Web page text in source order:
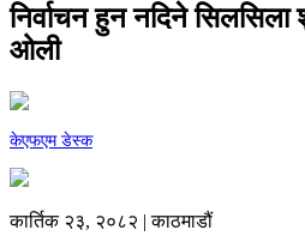
निर्वाचन हुन नदिने सिलसिला
ओली
केएफएम डेस्क
कार्तिक २३, २०८२ | काठमाडौं